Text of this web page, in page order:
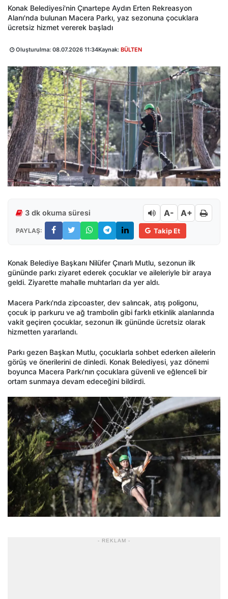
Konak Belediyesi'nin Çınartepe Aydın Erten Rekreasyon
Alanı'nda bulunan Macera Parkı, yaz sezonuna çocuklara
ücretsiz hizmet vererek başladı
Oluşturulma: 08.07.2026 11:34Kaynak: BÜLTEN
3 dk okuma süresi A- A+
PAYLAŞ: Takip Et
Konak Belediye Başkanı Nilüfer Çınarlı Mutlu, sezonun ilk
gününde parkı ziyaret ederek çocuklar ve aileleriyle bir araya
geldi. Ziyarette mahalle muhtarları da yer aldı.
Macera Parkı'nda zipcoaster, dev salıncak, atış poligonu,
çocuk ip parkuru ve ağ trambolin gibi farklı etkinlik alanlarında
vakit geçiren çocuklar, sezonun ilk gününde ücretsiz olarak
hizmetten yararlandı.
Parkı gezen Başkan Mutlu, çocuklarla sohbet ederken ailelerin
görüş ve önerilerini de dinledi. Konak Belediyesi, yaz dönemi
boyunca Macera Parkı'nın çocuklara güvenli ve eğlenceli bir
ortam sunmaya devam edeceğini bildirdi.
- REKLAM -